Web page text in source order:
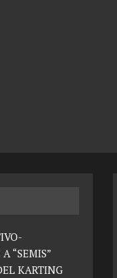
“SEMIS”
KARTING